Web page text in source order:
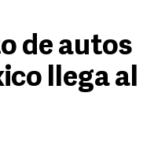
de autos
llega al